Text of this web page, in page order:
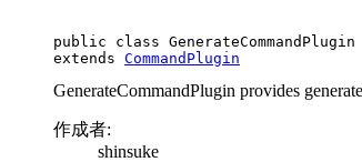
public class GenerateCommandPlugin
extends CommandPlugin
GenerateCommandPlugin provides
作成者:
shinsuke